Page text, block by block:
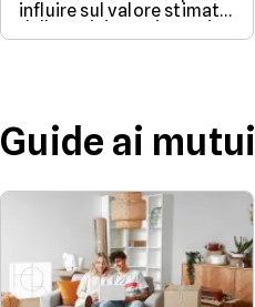
influire sul valore stimato
dalla perizia e sui tempi
per poter utilizzare la
Guide ai mutui